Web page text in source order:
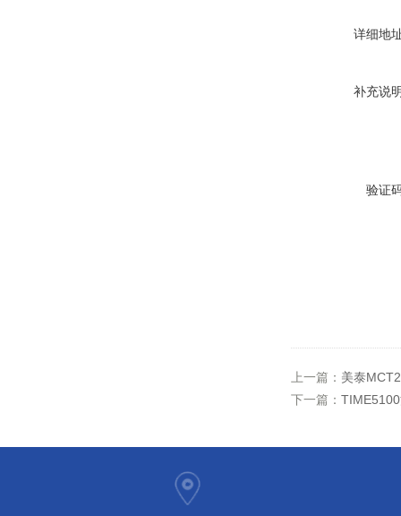
详细地
补充说
验证
上一篇： 美泰
下一篇：